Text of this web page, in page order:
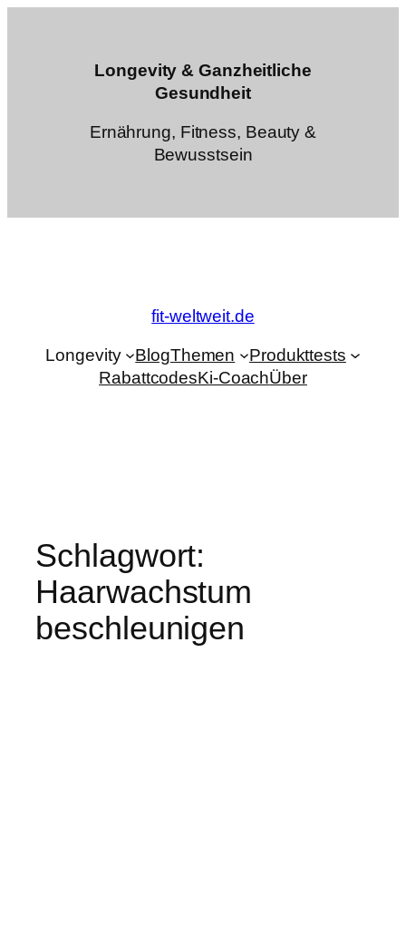
Longevity & Ganzheitliche
Gesundheit
Ernährung, Fitness, Beauty &
Bewusstsein
fit-weltweit.de
Longevity BlogThemen
Produkttests
RabattcodesKi-CoachÜber
Schlagwort:
Haarwachstum
beschleunigen